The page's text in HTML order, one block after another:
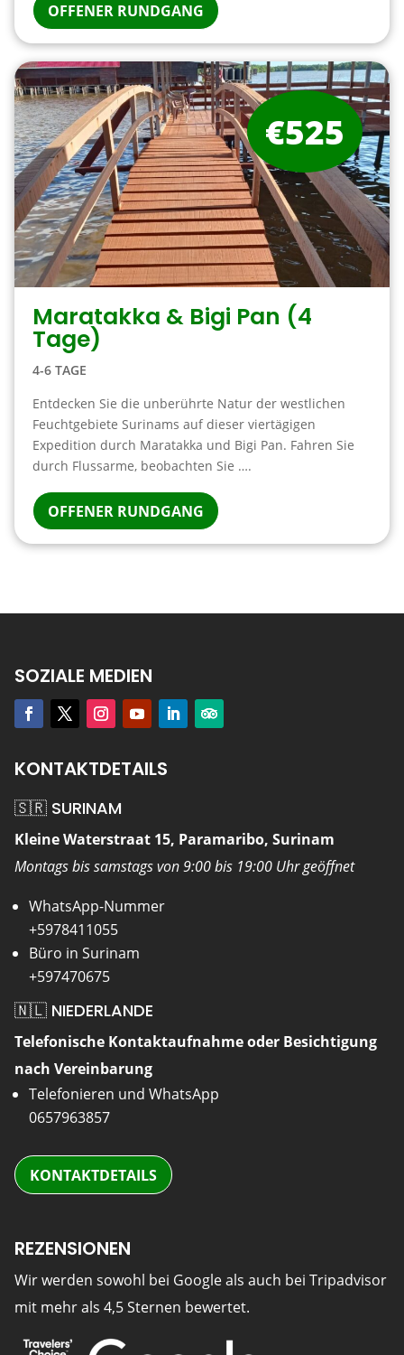
OFFENER RUNDGANG
Maratakka & Bigi Pan (4
Tage)
4-6 TAGE
Entdecken Sie die unberührte Natur der westlichen
Feuchtgebiete Surinams auf dieser viertägigen
Expedition durch Maratakka und Bigi Pan. Fahren Sie
durch Flussarme, beobachten Sie ….
OFFENER RUNDGANG
€525
SOZIALE MEDIEN
KONTAKTDETAILS
🇸🇷 SURINAM
Kleine Waterstraat 15, Paramaribo, Surinam
Montags bis samstags von 9:00 bis 19:00 Uhr geöffnet
WhatsApp-Nummer
+5978411055
Büro in Surinam
+597470675
🇳🇱 NIEDERLANDE
Telefonische Kontaktaufnahme oder Besichtigung
nach Vereinbarung
Telefonieren und WhatsApp
0657963857
KONTAKTDETAILS
REZENSIONEN
Wir werden sowohl bei Google als auch bei Tripadvisor
mit mehr als 4,5 Sternen bewertet.